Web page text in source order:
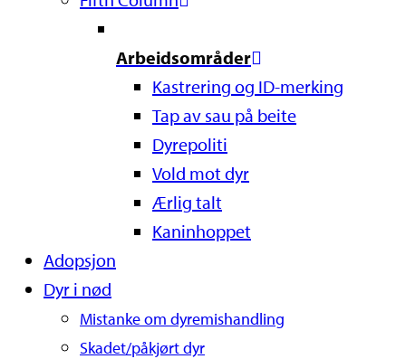
Arbeidsområder
Kastrering og ID-merking
Tap av sau på beite
Dyrepoliti
Vold mot dyr
Ærlig talt
Kaninhoppet
Adopsjon
Dyr i nød
Mistanke om dyremishandling
Skadet/påkjørt dyr